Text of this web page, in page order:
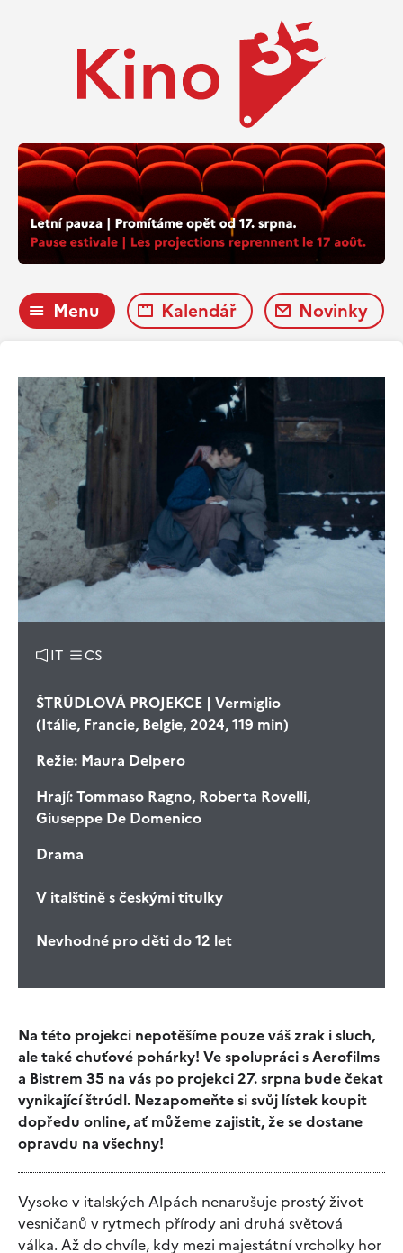
Menu Kalendář Novinky
IT CS
ŠTRÚDLOVÁ PROJEKCE | Vermiglio
(Itálie, Francie, Belgie, 2024, 119 min)
Režie: Maura Delpero
Hrají:Tommaso Ragno, Roberta Rovelli,
Giuseppe De Domenico
Drama
V italštině s českými titulky
Nevhodné pro děti do 12 let
Na této projekci nepotěšíme pouze váš zrak i sluch,
ale také chuťové pohárky! Ve spolupráci s Aerofilms
a Bistrem 35 na vás po projekci 27. srpna bude čekat
vynikající štrúdl. Nezapomeňte si svůj lístek koupit
dopředu online, ať můžeme zajistit, že se dostane
opravdu na všechny!
Vysoko v italských Alpách nenarušuje prostý život
vesničanů v rytmech přírody ani druhá světová
válka. Až do chvíle, kdy mezi majestátní vrcholky hor